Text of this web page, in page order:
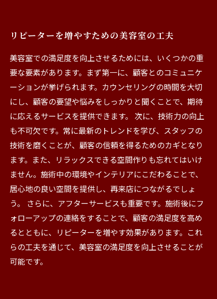
リピーターを増やすための美容室の工夫
美容室での満足度を向上させるためには、いくつかの重
要な要素があります。まず第一に、顧客とのコミュニケ
ーションが挙げられます。カウンセリングの時間を大切
にし、顧客の要望や悩みをしっかりと聞くことで、期待
に応えるサービスを提供できます。 次に、技術力の向上
も不可欠です。常に最新のトレンドを学び、スタッフの
技術を磨くことが、顧客の信頼を得るためのカギとなり
ます。また、リラックスできる空間作りも忘れてはいけ
ません。施術中の環境やインテリアにこだわることで、
居心地の良い空間を提供し、再来店につながるでしょ
う。 さらに、アフターサービスも重要です。施術後にフ
ォローアップの連絡をすることで、顧客の満足度を高め
るとともに、リピーターを増やす効果があります。これ
らの工夫を通じて、美容室の満足度を向上させることが
可能です。